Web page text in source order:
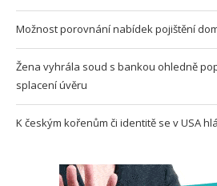
Možnost porovnání nabídek pojištění
Žena vyhrála soud s bankou ohledně
splacení úvěru
K českým kořenům či identitě se v USA